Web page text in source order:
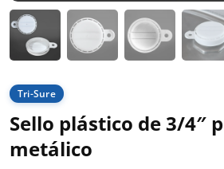
Tri-Sure
Sello plástico de 3/4″
metálico